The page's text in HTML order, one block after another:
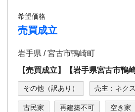
希望価格
売買成立
岩手県 / 宮古市鴨崎町
【売買成立】【岩⼿県宮古市鴨
その他（訳あり） 売主：ネク
古民家 再建築不可 空き家